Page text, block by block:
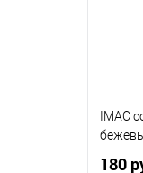
IMAC
180